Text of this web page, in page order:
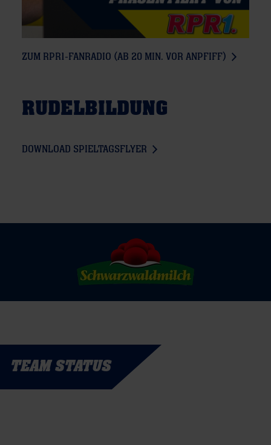
ZUM RPR1-FANRADIO (AB 20 MIN. VOR ANPFIFF)
RUDELBILDUNG
DOWNLOAD SPIELTAGSFLYER
TEAM STATUS